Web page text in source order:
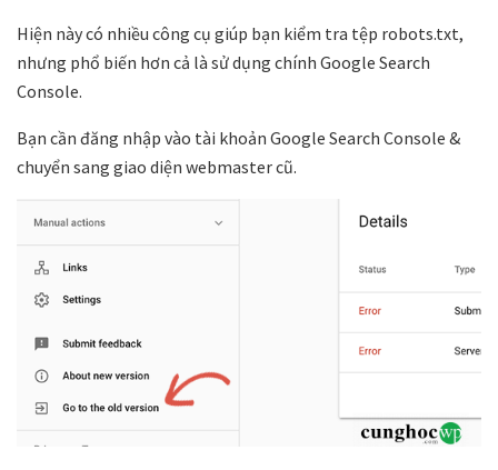
Hiện này có nhiều công cụ giúp bạn kiểm tra tệp robots.txt,
nhưng phổ biến hơn cả là sử dụng chính Google Search
Console.
Bạn cần đăng nhập vào tài khoản Google Search Console &
chuyển sang giao diện webmaster cũ.